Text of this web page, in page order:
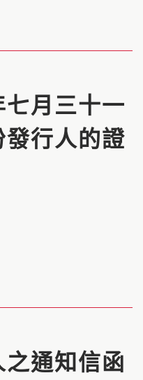
月三十一
發行人的證
通知信函